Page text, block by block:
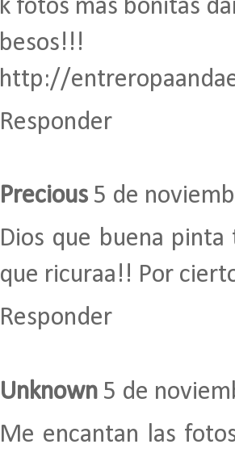
k fotos mas bonitas
besos!!!
http://
Responder
Precious 5 de
Dios que buena
que ricuraa!! Por
Responder
Unknown 5 de
Me encantan las